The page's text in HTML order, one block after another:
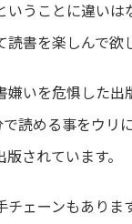
いうことに違いは
読書を楽しんで欲
嫌いを危惧した出
読める事をウリ
されています。
チェーンもありま